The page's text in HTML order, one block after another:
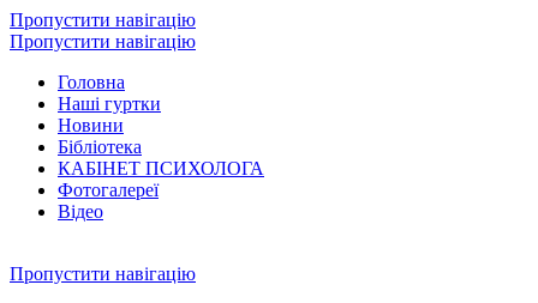
Пропустити навігацію
Пропустити навігацію
Головна
Наші гуртки
Новини
Бібліотека
КАБІНЕТ ПСИХОЛОГА
Фотогалереї
Відео
Пропустити навігацію